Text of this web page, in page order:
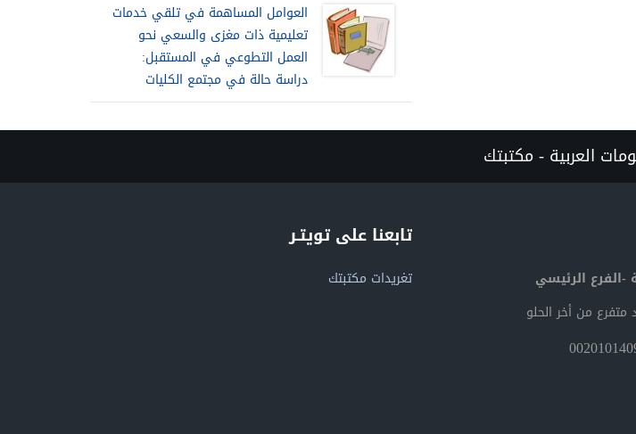
العوامل المساهمة في تلقي خدمات
تعليمية ذات مغزى والسعي نحو
العمل التطوعي في المستقبل:
دراسة حالة في مجتمع الكليات
العربية - مكتبتك
-الفرع الرئيسي
من أخر الحلو
تابعنا على تويتـر
تغريدات مكتبتك